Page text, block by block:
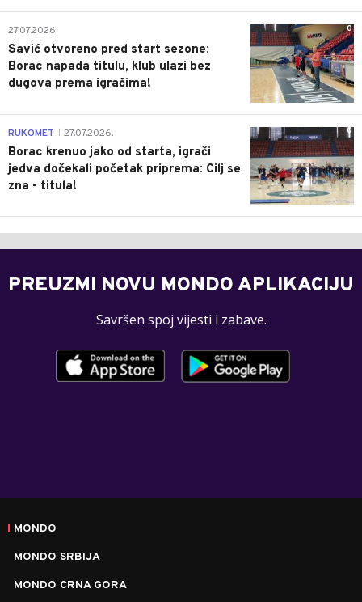
0
27.07.2026.
Savić otvoreno pred start sezone:
Borac napada titulu, klub ulazi bez
dugova prema igračima!
0
RUKOMET 27.07.2026.
Borac krenuo jako od starta, igrači
jedva dočekali početak priprema: Cilj se
zna - titula!
PREUZMI NOVU MONDO APLIKACIJU
Savršen spoj vijesti i zabave.
MONDO
MONDO SRBIJA
MONDO CRNA GORA